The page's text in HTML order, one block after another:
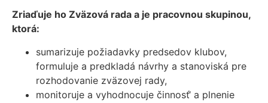
Zriaďuje ho Zväzová rada a je pracovnou skupinou,
ktorá:
sumarizuje požiadavky predsedov klubov,
formuluje a predkladá návrhy a stanoviská pre
rozhodovanie zväzovej rady,
monitoruje a vyhodnocuje činnosť‘ a plnenie